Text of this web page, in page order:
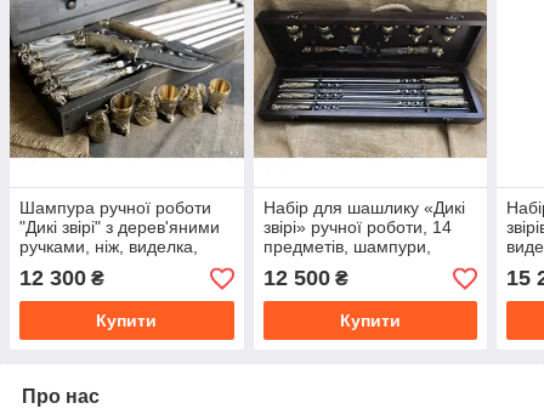
Шампура ручної роботи
"Дикі звірі" з дерев'яними
ручками, ніж, виделка,
чарки в кейсі з бука.
12 300 ₴
Купити
Набір для шашлику «Дикі
звірі» ручної роботи, 14
предметів, шампури,
чарки, ніж і виделка з
нержавіючої сталі
12 500₴
Купити
15
Про нас